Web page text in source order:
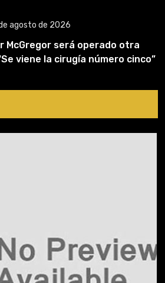
agosto de 2026
McGregor será operado otra
viene la cirugía número cinco”